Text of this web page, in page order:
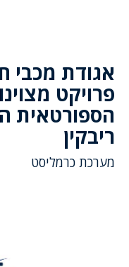
אגודת מכבי
פרויקט
הספורטאית
ריבקין
מערכת כרמליסט